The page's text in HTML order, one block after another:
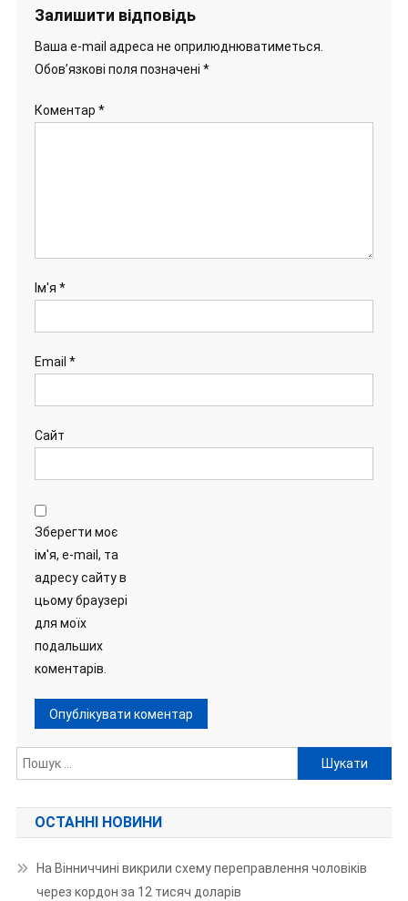
Залишити відповідь
Ваша e-mail адреса не оприлюднюватиметься.
Обов’язкові поля позначені *
Коментар *
Ім'я *
Email *
Сайт
Зберегти моє
ім'я, e-mail, та
адресу сайту в
цьому браузері
для моїх
подальших
коментарів.
Пошук:
ОСТАННІ НОВИНИ
На Вінниччині викрили схему переправлення чоловіків
через кордон за 12 тисяч доларів